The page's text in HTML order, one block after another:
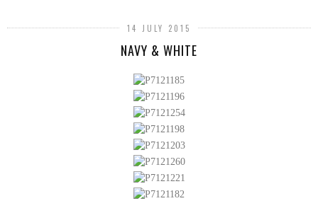
14 JULY 2015
NAVY & WHITE